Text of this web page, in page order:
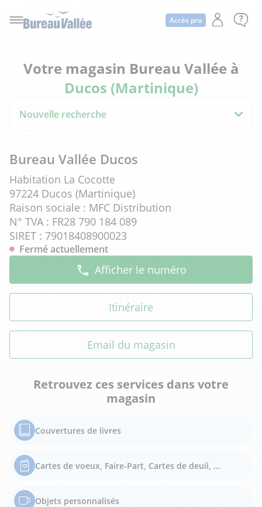
Accès pro
Votre magasin Bureau Vallée à
Ducos (Martinique)
Nouvelle recherche
Bureau Vallée Ducos
Habitation La Cocotte
97224 Ducos (Martinique)
Raison sociale : MFC Distribution
N° TVA : FR28 790 184 089
SIRET : 79018408900023
Fermé actuellement
Afficher le numéro
Itinéraire
Email du magasin
Retrouvez ces services dans votre
magasin
Couvertures de livres
Cartes de voeux, Faire-Part, Cartes de deuil, ...
Objets personnalisés